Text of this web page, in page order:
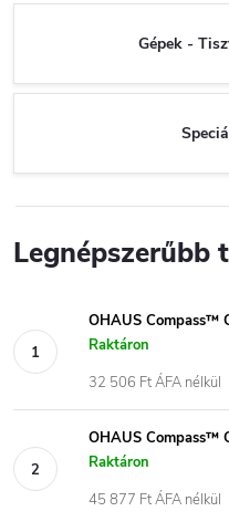
Gépek -
Legnépszerűbb
OHAUS Compass™
Raktáron
32 506 Ft ÁFA nélkül
OHAUS Compass™
Raktáron
45 877 Ft ÁFA nélkül